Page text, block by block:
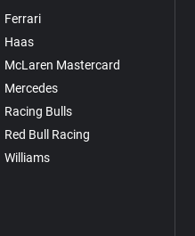
Ferrari
Haas
McLaren Mastercard
Mercedes
Racing Bulls
Red Bull Racing
Williams